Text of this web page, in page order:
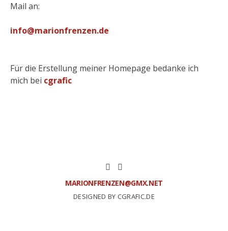
Mail an:
info@marionfrenzen.de
Für die Erstellung meiner Homepage bedanke ich
mich bei cgrafic
MARIONFRENZEN@GMX.NET
DESIGNED BY CGRAFIC.DE